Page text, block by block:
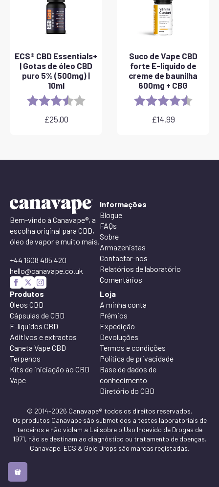
ECS® CBD Essentials+
| Gotas de óleo CBD
puro 5% (500mg) |
10ml
Rating: 3.8 out of 5 stars
£25.00
Suco de Vape CBD
forte E-líquido de
creme de baunilha
600mg + CBG
Rating: 4.6 out
£14.99
Bem-vindo à Canavape®, a
escolha original para CBD,
óleo de vapor e muito mais.
+44 1608 485 420
hello@canavape.co.uk
Informações
Blogue
FAQs
Sobre
Armazenistas
Contactar-nos
Relatórios de laboratório
Comentários
Produtos
Óleos CBD
Cápsulas de CBD
E-líquidos CBD
Aditivos e extractos
Caneta Vape CBD
Terpenos
Kits de iniciação ao CBD
Vape
Loja
A minha conta
Prémios
Expedição
Devoluções
Termos e condições
Política de privacidade
Base de dados de
conhecimento
Diretório do CBD
© 2014-2026 Canavape® todos os direitos reservados.
Os produtos Canavape são submetidos a testes laboratoriais de
terceiros e não violam a Lei sobre o Uso Indevido de Drogas de
1971, não se destinam ao diagnóstico ou tratamento de doenças.
Canavape, ECS & Gold Drops são marcas registadas.